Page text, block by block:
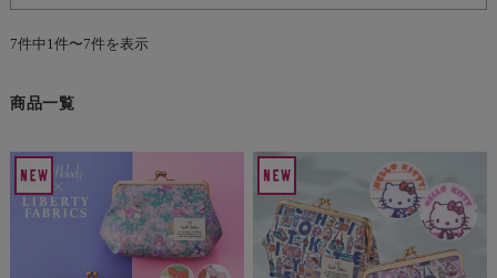
7件中1件〜7件を表示
商品一覧